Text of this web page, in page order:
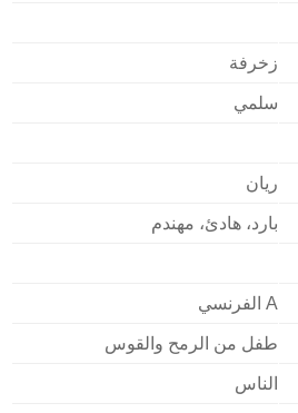
زخرفة
سلمي
ريان
بارد، هادئ، مهندم
طفل من الرمح والقوس
الناس